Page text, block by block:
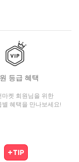
등급 혜택
마켓 회원님을 위한
별 혜택을 만나보세요!